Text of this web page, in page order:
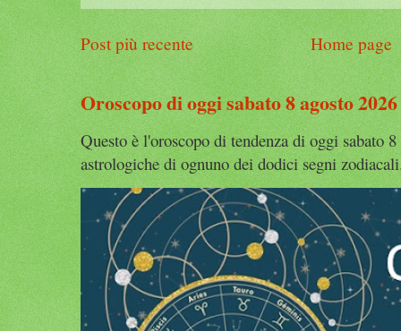
Post più recente Home page
Oroscopo di oggi sabato 8 agosto 2026
Questo è l'oroscopo di tendenza di oggi sabato
astrologiche di ognuno dei dodici segni